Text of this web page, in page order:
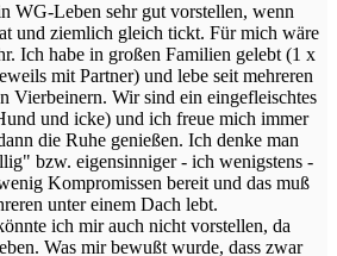
WG-Leben sehr gut vorstellen, wenn
und ziemlich gleich tickt. Für mich wäre
Ich habe in großen Familien gelebt (1 x
mit Partner) und lebe seit mehreren
Vierbeinern. Wir sind ein eingefleischtes
und icke) und ich freue mich immer
die Ruhe genießen. Ich denke man
bzw. eigensinniger - ich wenigstens -
Kompromissen bereit und das muß
unter einem Dach lebt.
ich mir auch nicht vorstellen, da
Was mir bewußt wurde, dass zwar